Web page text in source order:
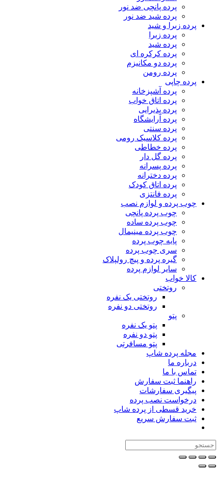
پرده پانچی ضد نور
پرده شید ضد نور
پرده زبرا و شید
پرده زبرا
پرده شید
پرده کرکره ای
پرده دو مکانیزم
پرده رومن
پرده چاپی
پرده آشپزخانه
پرده اتاق خواب
پرده پذیرایی
پرده آرایشگاه
پرده سنتی
پرده کلاسیک رومی
پرده خطاطی
پرده گل دار
پرده پسرانه
پرده دخترانه
پرده اتاق کودک
پرده فانتزی
چوب پرده و لوازم نصب
چوب پرده پانچی
چوب پرده ساده
چوب پرده مینیمال
پایه چوب پرده
سری چوب پرده
گیره پرده و پیچ رولپلاک
سایر لوازم پرده
کالا خواب
روتختی
روتختی یک نفره
روتختی دو نفره
پتو
پتو یک نفره
پتو دو نفره
پتو مسافرتی
مجله پرده شاپ
درباره ما
تماس با ما
راهنما ثبت سفارش
پیگیری سفارشات
درخواست نصب پرده
خرید قسطی از پرده شاپ
ثبت سفارش سریع